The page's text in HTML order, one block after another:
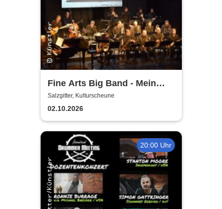
Fine Arts Big Band - Mein
amerikanischer Traum - True
Stories
Salzgitter, Kulturscheune
02.10.2026
20:00 Uhr